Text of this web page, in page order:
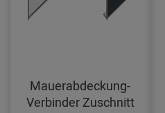
Mauerabdeckung-
Verbinder Zuschnitt